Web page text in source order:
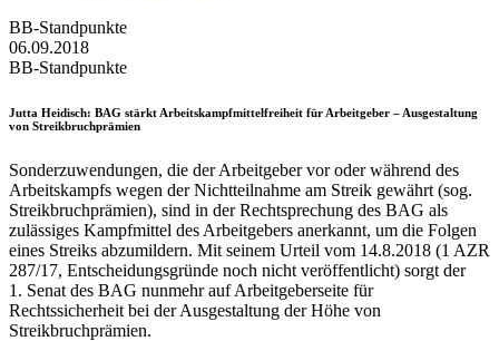
BB-Standpunkte
06.09.2018
BB-Standpunkte
Jutta Heidisch: BAG stärkt Arbeitskampfmittelfreiheit für Arbeitgeber – Ausgestaltung
von Streikbruchprämien
Sonderzuwendungen, die der Arbeitgeber vor oder während des
Arbeitskampfs wegen der Nichtteilnahme am Streik gewährt (sog.
Streikbruchprämien), sind in der Rechtsprechung des BAG als
zulässiges Kampfmittel des Arbeitgebers anerkannt, um die Folgen
eines Streiks abzumildern. Mit seinem Urteil vom 14.8.2018 (1 AZR
287/17, Entscheidungsgründe noch nicht veröffentlicht) sorgt der
1. Senat des BAG nunmehr auf Arbeitgeberseite für
Rechtssicherheit bei der Ausgestaltung der Höhe von
Streikbruchprämien.